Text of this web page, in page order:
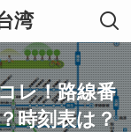
湾
レ！路線番
時刻表は？